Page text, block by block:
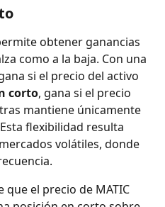
obtener ganancias
como a la baja. Con una
si el precio del activo
corto, gana si el precio
mantiene únicamente
flexibilidad resulta
volátiles, donde
que el precio de MATIC